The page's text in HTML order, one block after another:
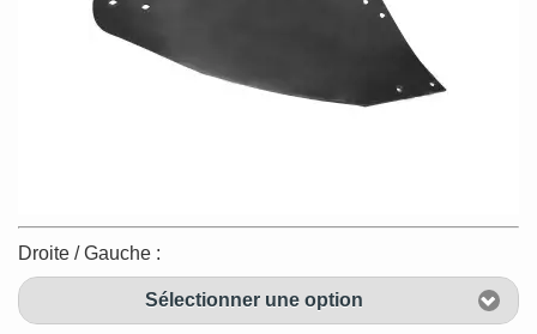
Droite / Gauche :
Sélectionner une option